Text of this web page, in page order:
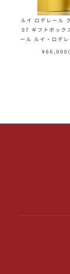
ルイ ロデレール
07 ギフトボック
ール ルイ・ロデ
oederer Cristal
¥ 66,000